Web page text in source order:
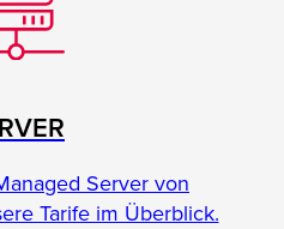
Server von
Tarife im Überblick.